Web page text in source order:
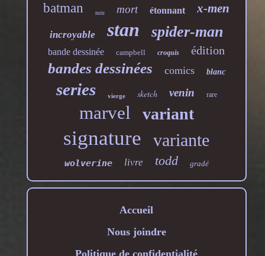
batman noir mort étonnant x-men
incroyable stan spider-man
bande dessinée campbell croquis édition
bandes dessinées comics blanc
series vierge sketch venin rare
marvel variant
signature variante
wolverine livre todd gradé
Accueil
Nous joindre